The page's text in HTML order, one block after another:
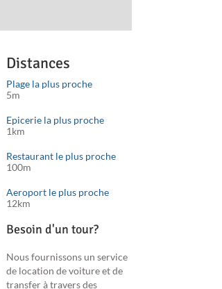
Mapbox©
Distances
Plage la plus proche
5m
Epicerie la plus proche
1km
Restaurant le plus proche
100m
Aeroport le plus proche
12km
Besoin d'un tour?
Nous fournissons un service
de location de voiture et de
transfer à travers des